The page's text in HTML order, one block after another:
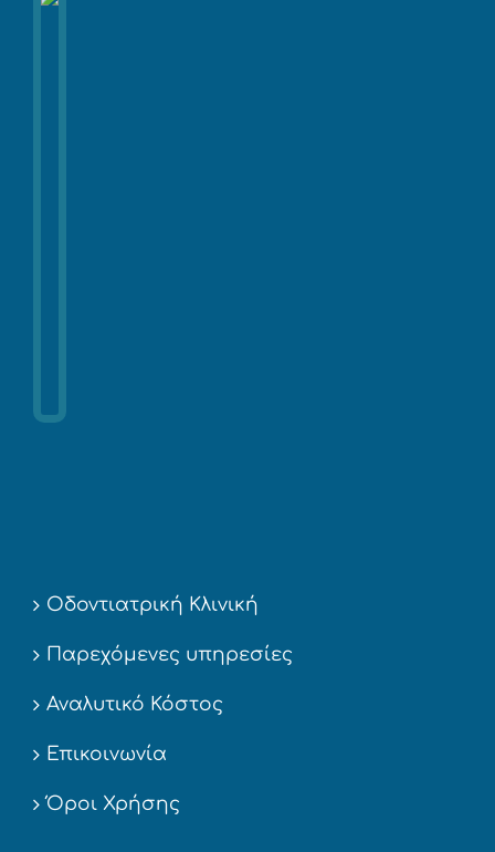
Οδοντιατρική Κλινική
Παρεχόμενες υπηρεσίες
Αναλυτικό Κόστος
Επικοινωνία
Όροι Χρήσης